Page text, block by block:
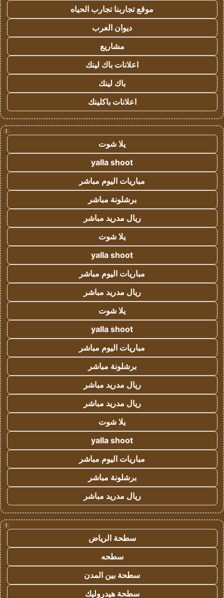
موقع تجاربنا تجارب الحياه
ديوان العرب
مشاريع
اعلانات باك لينك
باك لينك
اعلانات باكلينك
!
يلا شوت
yalla shoot
مباريات اليوم مباشر
برشلونة مباشر
ريال مدريد مباشر
يلا شوت
yalla shoot
مباريات اليوم مباشر
ريال مدريد مباشر
يلا شوت
yalla shoot
مباريات اليوم مباشر
برشلونة مباشر
ريال مدريد مباشر
ريال مدريد مباشر
يلا شوت
yalla shoot
مباريات اليوم مباشر
برشلونة مباشر
ريال مدريد مباشر
!
سطحة الرياض
سطحه
سطحة بين المدن
سطحة هيدروليك